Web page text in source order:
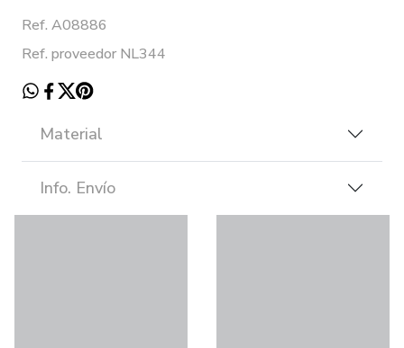
Ref. A08886
Ref. proveedor NL344
Material
Info. Envío